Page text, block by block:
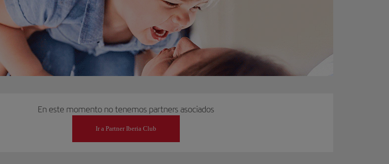
En este momento no tenemos partners asociados
Ir a Partner Iberia Club